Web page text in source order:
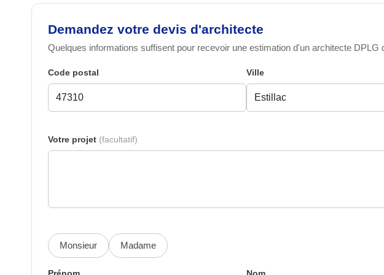
Demandez votre devis d'architecte
Quelques informations suffisent pour recevoir une estimation d'un architecte DPLG
Code postal Ville
Votre projet (facultatif)
Monsieur Madame